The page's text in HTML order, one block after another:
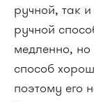
ручной, так
ручной
медленно, но
способ хорош
поэтому его